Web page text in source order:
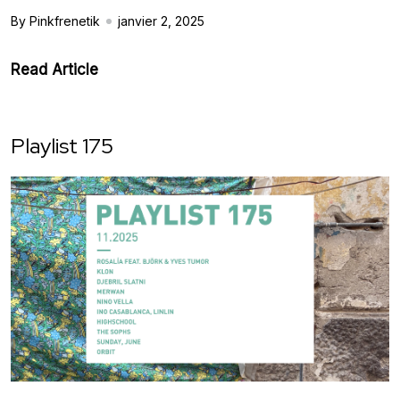
By Pinkfrenetik janvier 2, 2025
Read Article
Playlist 175